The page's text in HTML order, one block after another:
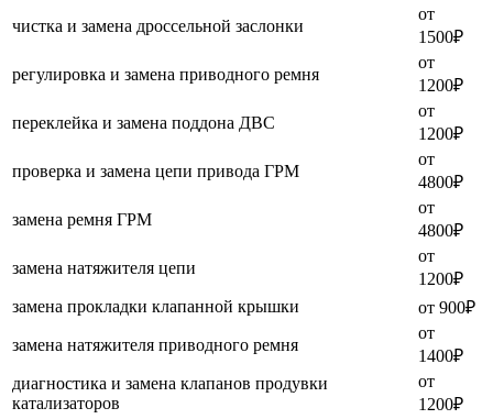
чистка и замена дроссельной заслонки
от
1500₽
регулировка и замена приводного ремня
от
1200₽
переклейка и замена поддона ДВС
от
1200₽
проверка и замена цепи привода ГРМ
от
4800₽
замена ремня ГРМ
от
4800₽
замена натяжителя цепи
от
1200₽
замена прокладки клапанной крышки
от 900₽
замена натяжителя приводного ремня
от
1400₽
диагностика и замена клапанов продувки
катализаторов
от
1200₽